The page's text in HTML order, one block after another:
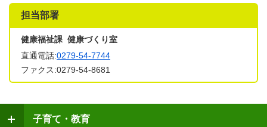
担当部署
健康福祉課 健康づくり室
直通電話:0279-54-7744
ファクス:0279-54-8681
子育て・教育